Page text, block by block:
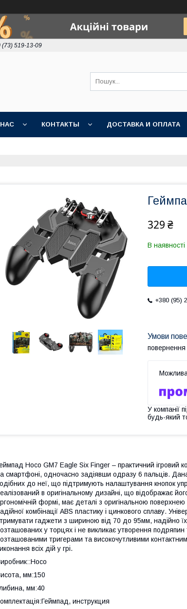
(73) 519-13-09
КОНТАКТЫ ДОСТАВКА И ОПЛАТА
329 ₴
В наявності
+380 (95)
повернення
У компанії
будь-який
Hoco GM7 Eagle Six Finger – практичний ігровий
смартфоні, одночасно задіявши одразу 6 пальців.
до неї, що підтримують налаштування кнопок
в оригінальному дизайні, що відображає
формі, має деталі з оригінальною
комбінації ABS пластику і цинкового сплаву.
гаджети з шириною від 70 до 95мм, надійно
у торцях і не викликає утворення подряпин
тригерами та високочутливими
всіх дій у грі.
мм:150
мм:40
инструкция